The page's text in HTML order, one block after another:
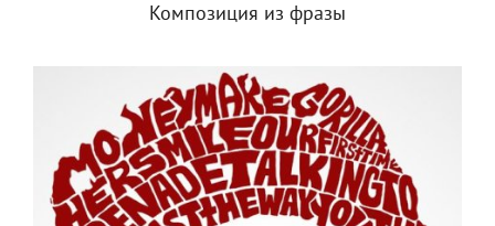
Композиция из фразы